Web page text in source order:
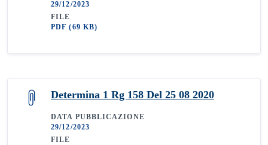
29/12/2023
FILE
PDF(69 KB)
Determina 1 Rg 158 Del 25 08 2020
DATA PUBBLICAZIONE
29/12/2023
FILE